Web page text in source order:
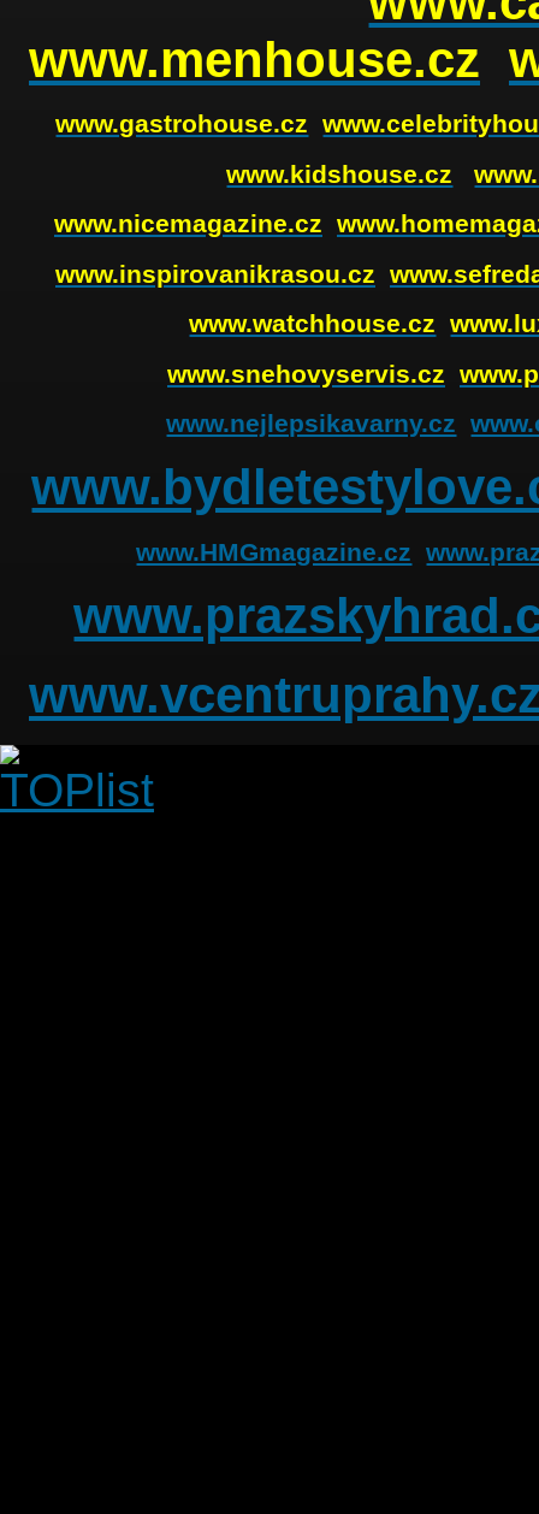
www.menhouse.cz
www.gastrohouse.cz
www.kidshouse.cz
www.nicemagazine.cz
www.inspirovanikrasou.cz
www.watchhouse.cz
www.snehovyservis.cz
www.nejlepsikavarny.cz
www.HMGmagazine.cz